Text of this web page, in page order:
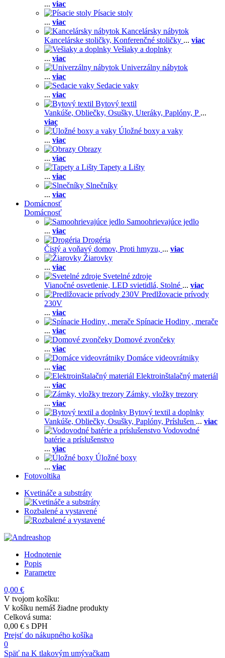
... viac
Písacie stoly
... viac
Kancelársky nábytok
Kancelárske stoličky, Konferenčné stoličky ... viac
Vešiaky a doplnky
... viac
Univerzálny nábytok
... viac
Sedacie vaky
... viac
Bytový textil
Vankúše, Obliečky, Osušky, Uteráky, Paplóny, P ...
viac
Úložné boxy a vaky
... viac
Obrazy
... viac
Tapety a Lišty
... viac
Slnečníky
... viac
Domácnosť
Domácnosť
Samoohrievajúce jedlo
... viac
Drogéria
Čistý a voňavý domov, Proti hmyzu, ... viac
Žiarovky
... viac
Svetelné zdroje
Vianočné osvetlenie, LED svietidlá, Stolné ... viac
Predlžovacie prívody
230V
... viac
Spínacie Hodiny , merače
... viac
Domové zvončeky
... viac
Domáce videovrátniky
... viac
Elektroinštalačný materiál
... viac
Zámky, vložky trezory
... viac
Bytový textil a doplnky
Vankúše, Obliečky, Osušky, Paplóny, Príslušen ... viac
Vodovodné
batérie a príslušenstvo
... viac
Úložné boxy
... viac
Fotovoltika
Kvetináče a substráty
Rozbalené a vystavené
Hodnotenie
Popis
Parametre
0,00 €
V tvojom košíku:
V košíku nemáš žiadne produkty
Celková suma:
0,00 € s DPH
Prejsť do nákupného košíka
0
Späť na K tlakovým umývačkam